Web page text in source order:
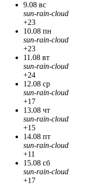
9.08 вс
sun-rain-cloud
+23
10.08 пн
sun-rain-cloud
+23
11.08 вт
sun-rain-cloud
+24
12.08 ср
sun-rain-cloud
+17
13.08 чт
sun-rain-cloud
+15
14.08 пт
sun-rain-cloud
+11
15.08 сб
sun-rain-cloud
+17